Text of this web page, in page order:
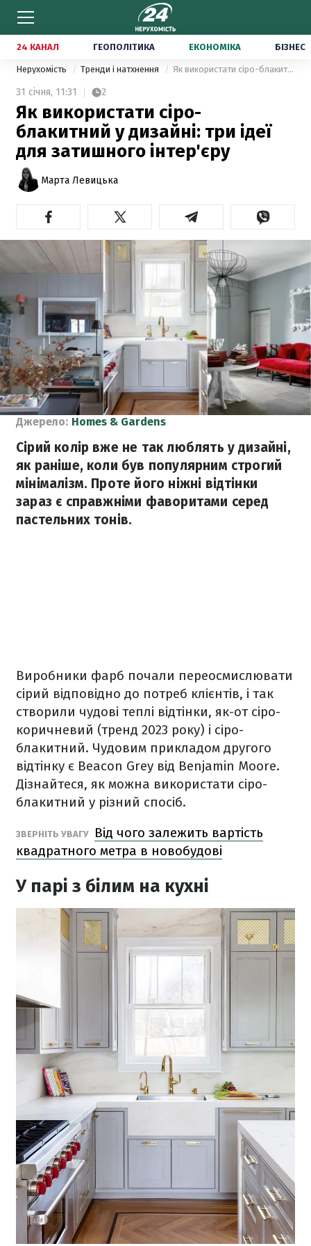
24 КАНАЛ ГЕОПОЛІТИКА ЕКОНОМІКА БІЗНЕС
Нерухомість Тренди і натхнення Як використати сіро-блакитний у дизайні: три ідеї для затишного інтер'єру
31 січня, 11:31 2
Як використати сіро-
блакитний у дизайні: три ідеї
для затишного інтер'єру
Марта Левицька
Джерело: Homes & Gardens
Сірий колір вже не так люблять у дизайні,
як раніше, коли був популярним строгий
мінімалізм. Проте його ніжні відтінки
зараз є справжніми фаворитами серед
пастельних тонів.
Виробники фарб почали переосмислювати
сірий відповідно до потреб клієнтів, і так
створили чудові теплі відтінки, як-от сіро-
коричневий (тренд 2023 року) і сіро-
блакитний. Чудовим прикладом другого
відтінку є Beacon Grey від Benjamin Moore.
Дізнайтеся, як можна використати сіро-
блакитний у різний спосіб.
ЗВЕРНІТЬ УВАГУ
Від чого залежить вартість
квадратного метра в новобудові
У парі з білим на кухні